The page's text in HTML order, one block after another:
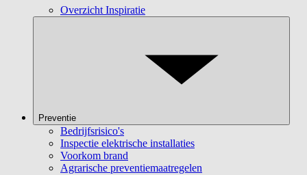
Overzicht Inspiratie
Preventie
Bedrijfsrisico's
Inspectie elektrische installaties
Voorkom brand
Agrarische preventiemaatregelen